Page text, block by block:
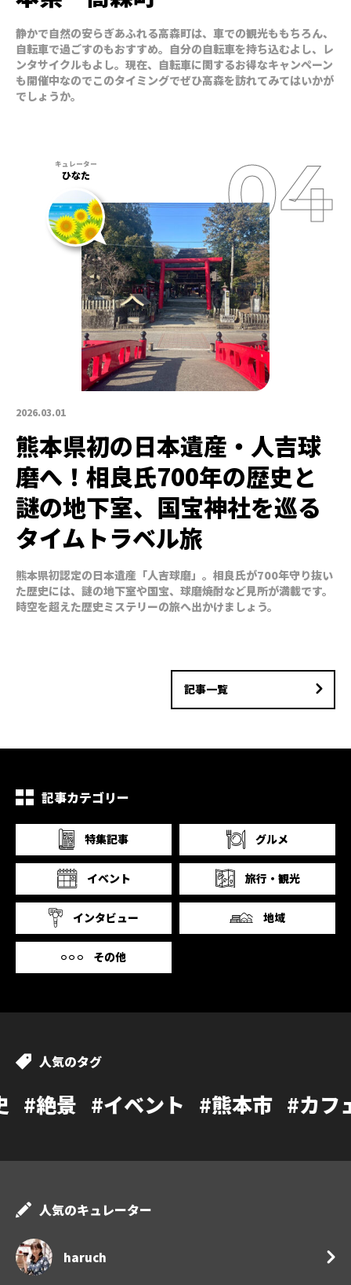
静かで自然の安らぎあふれる高森町は、車での観光ももちろん、
自転車で過ごすのもおすすめ。自分の自転車を持ち込むよし、レ
ンタサイクルもよし。現在、自転車に関するお得なキャンペーン
も開催中なのでこのタイミングでぜひ高森を訪れてみてはいかが
でしょうか。
2026.03.01
ひなた
熊本県初の日本遺産・人吉球
磨へ！相良氏700年の歴史と
謎の地下室、国宝神社を巡る
タイムトラベル旅
熊本県初認定の日本遺産「人吉球磨」。相良氏が700年守り抜い
た歴史には、謎の地下室や国宝、球磨焼酎など見所が満載です。
時空を超えた歴史ミステリーの旅へ出かけましょう。
記事一覧
記事カテゴリー
特集記事 グルメ
イベント 旅行・観光
インタビュー 地域
その他
人気のタグ
ベント #熊本市 #カフェ #温泉 #
人気のキュレーター
haruch